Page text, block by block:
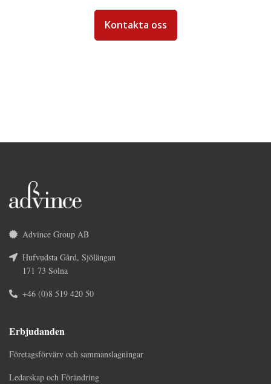
Kontakta oss
Advince Group AB
Hufvudsta Gård, Sjölängan
171 73 Solna
+46 (0)8 519 420 50
Erbjudanden
Företagsförvärv och sammanslagningar
Ledarskap och Förändring